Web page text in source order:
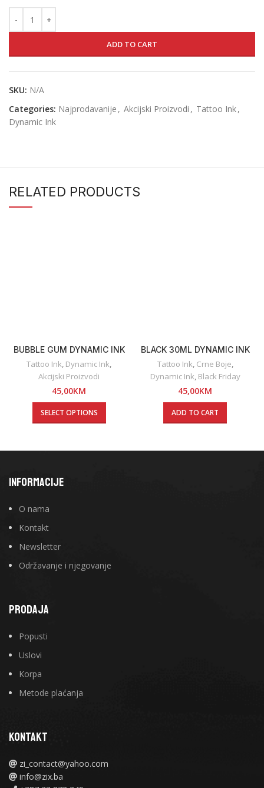
ADD TO CART
SKU: N/A
Categories: Najprodavanije , Akcijski Proizvodi , Tattoo Ink,
Dynamic Ink
RELATED PRODUCTS
BUBBLE GUM DYNAMIC INK
Tattoo Ink, Dynamic Ink,
Akcijski Proizvodi
45,00KM
SELECT OPTIONS
BLACK 30ML DYNAMIC INK
Tattoo Ink, Crne Boje,
Dynamic Ink, Black Friday
45,00KM
ADD TO CART
INFORMACIJE
O nama
Kontakt
Newsletter
Održavanje i njegovanje
PRODAJA
Popusti
Uslovi
Korpa
Metode plaćanja
KONTAKT
zi_contact@yahoo.com
info@zix.ba